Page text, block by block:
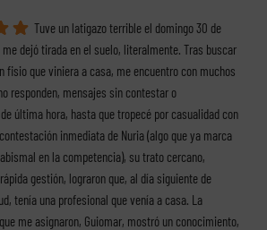
Tuve un latigazo terrible el domingo 30 de
me dejó tirada en el suelo, literalmente. Tras buscar
fisio que viniera a casa, me encuentro con muchos
responden, mensajes sin contestar o
última hora, hasta que tropecé por casualidad con
inmediata de Nuria (algo que ya marca
en la competencia), su trato cercano,
gestión, lograron que, al día siguiente de
tenía una profesional que venía a casa. La
me asignaron, Guiomar, mostró un conocimiento,